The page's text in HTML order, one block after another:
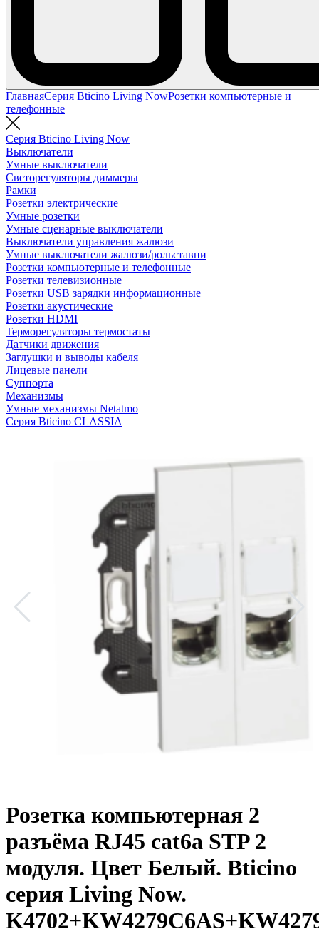
ГлавнаяСерия Bticino Living NowРозетки компьютерные и
телефонные
Серия Bticino Living Now
Выключатели
Умные выключатели
Светорегуляторы диммеры
Рамки
Розетки электрические
Умные розетки
Умные сценарные выключатели
Выключатели управления жалюзи
Умные выключатели жалюзи/рольставни
Розетки компьютерные и телефонные
Розетки телевизионные
Розетки USB зарядки информационные
Розетки акустические
Розетки HDMI
Терморегуляторы термостаты
Датчики движения
Заглушки и выводы кабеля
Лицевые панели
Суппорта
Механизмы
Умные механизмы Netatmo
Серия Bticino CLASSIA
Розетка компьютерная 2
разъёма RJ45 cat6a STP 2
модуля. Цвет Белый. Bticino
серия Living Now.